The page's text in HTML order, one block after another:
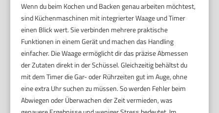
Wenn du beim Kochen und Backen genau arbeiten möchtest,
sind Küchenmaschinen mit integrierter Waage und Timer
einen Blick wert. Sie verbinden mehrere praktische
Funktionen in einem Gerät und machen das Handling
einfacher. Die Waage ermöglicht dir das präzise Abmessen
der Zutaten direkt in der Schüssel. Gleichzeitig behältst du
mit dem Timer die Gar- oder Rührzeiten gut im Auge, ohne
eine extra Uhr suchen zu müssen. So werden Fehler beim
Abwiegen oder Überwachen der Zeit vermieden, was